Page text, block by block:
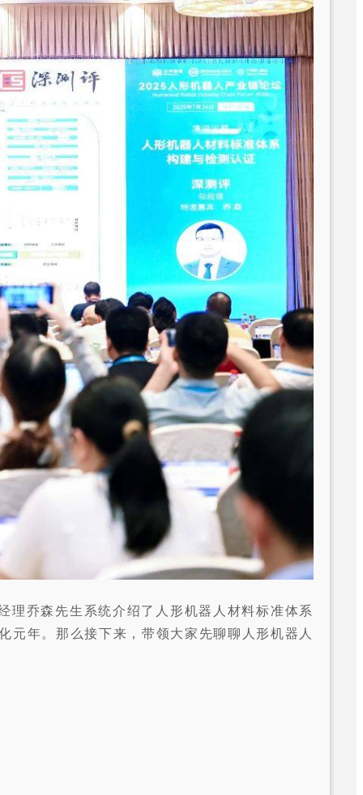
理乔森先生系统介绍了人形机器人材料标准体系
元年。那么接下来，带领大家先聊聊人形机器人